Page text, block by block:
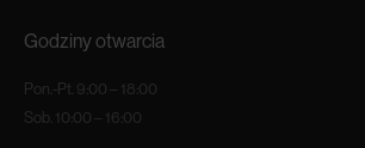
Godziny otwarcia
Pon.-Pt. 9:00 – 18:00
Sob. 10:00 – 16:00